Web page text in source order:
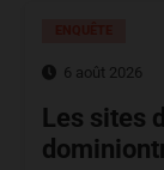
6 août 2026
Les sites